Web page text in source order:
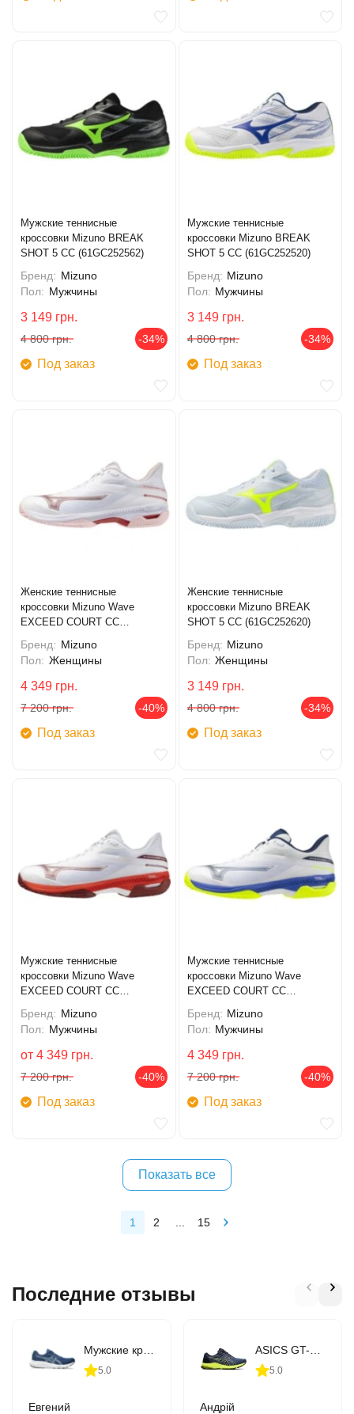
Мужские теннисные
кроссовки Mizuno BREAK
SHOT 5 CC (61GC252562)
Бренд: Mizuno
Пол: Мужчины
3 149 грн.
4 800 грн. -34%
Под заказ
Мужские теннисные
кроссовки Mizuno BREAK
SHOT 5 CC (61GC252520)
Бренд: Mizuno
Пол: Мужчины
3 149 грн.
4 800 грн. -34%
Под заказ
Женские теннисные
кроссовки Mizuno Wave
EXCEED COURT CC
Бренд: Mizuno
Пол: Женщины
4 349 грн.
7 200 грн. -40%
Под заказ
Женские теннисные
кроссовки Mizuno BREAK
SHOT 5 CC (61GC252620)
Бренд: Mizuno
Пол: Женщины
3 149 грн.
4 800 грн. -34%
Под заказ
Мужские теннисные
кроссовки Mizuno Wave
EXCEED COURT CC
Бренд: Mizuno
Пол: Мужчины
от 4 349 грн.
7 200 грн. -40%
Под заказ
Мужские теннисные
кроссовки Mizuno Wave
EXCEED COURT CC
Бренд: Mizuno
Пол: Мужчины
4 349 грн.
7 200 грн. -40%
Под заказ
Показать все
1 2 15
Последние отзывы
5.0
Евгений
5.0
Андрій